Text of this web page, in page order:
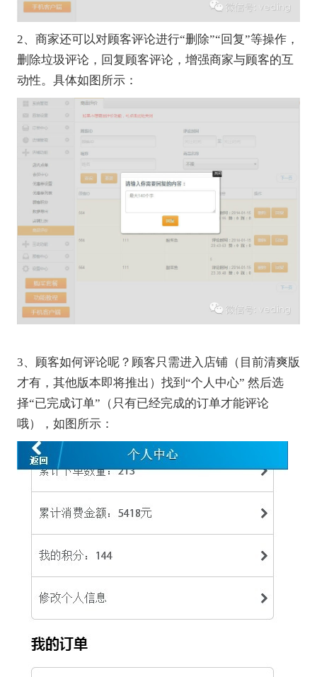
2、商家还可以对顾客评论进行“删除”“回复”等操作，
删除垃圾评论，回复顾客评论，增强商家与顾客的互
动性。具体如图所示：
3、顾客如何评论呢？顾客只需进入店铺（目前清爽版
才有，其他版本即将推出）找到“个人中心” 然后选
择“已完成订单”（只有已经完成的订单才能评论
哦），如图所示：